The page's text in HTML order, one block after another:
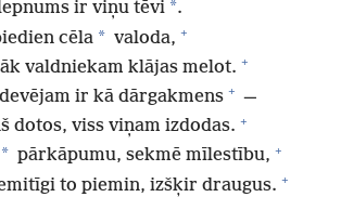
ir viņu tēvi *.
cēla * valoda, +
valdniekam klājas melot. +
ir kā dārgakmens + —
dotos, viss viņam izdodas. +
* pārkāpumu, sekmē mīlestību, +
to piemin, izšķir draugus. +